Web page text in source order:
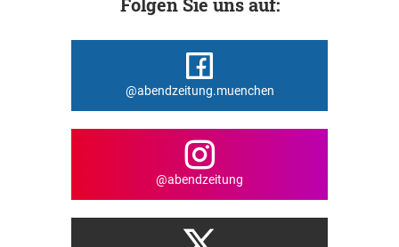
@abendzeitung.muenchen
@abendzeitung